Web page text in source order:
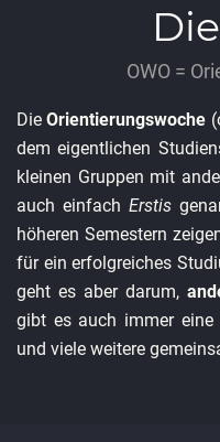
OWO =
DieOrientierungswoche
dem eigentlichen
kleinen Gruppen mit
auch einfachErstis
höheren Semestern
für ein erfolgreiches
geht es aber darum,
gibt es auch immer eine
und viele weitere